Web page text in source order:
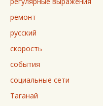
ремонт
русский
скорость
события
социальные сети
Таганай